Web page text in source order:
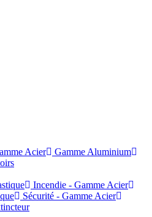
Acier
Gamme Aluminium
Incendie - Gamme Acier
Sécurité - Gamme Acier